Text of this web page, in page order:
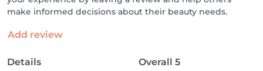
make informed decisions about their beauty needs.
Add review
Details Overall 5